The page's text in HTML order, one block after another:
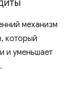
механизм
который
и уменьшает